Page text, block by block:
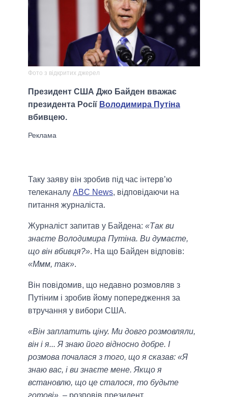
Фото з відкритих джерел
Президент США Джо Байден вважає
президента Росії Володимира Путіна
вбивцею.
Таку заяву він зробив під час інтерв’ю
телеканалу ABC News, відповідаючи на
питання журналіста.
Журналіст запитав у Байдена: «Так ви
знаєте Володимира Путіна. Ви думаєте,
що він вбивця?». На що Байден відповів:
«Ммм, так».
Він повідомив, що недавно розмовляв з
Путіним і зробив йому попередження за
втручання у вибори США.
«Він заплатить ціну. Ми довго розмовляли,
він і я... Я знаю його відносно добре. І
розмова почалася з того, що я сказав: «Я
знаю вас, і ви знаєте мене. Якщо я
встановлю, що це сталося, то будьте